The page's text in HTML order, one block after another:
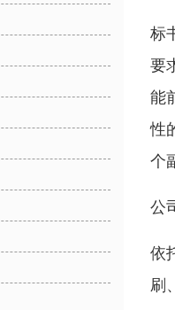
标
要
能
性
个
公
依
刷